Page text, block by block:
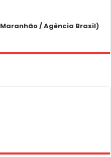
/ Agência Brasil)